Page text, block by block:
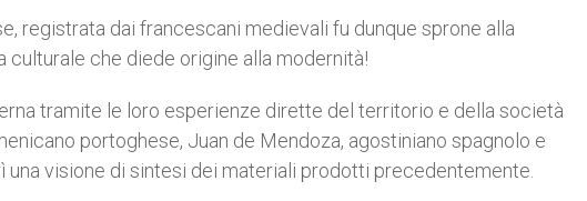
registrata dai francescani medievali fu dunque sprone alla
culturale che diede origine alla modernità!
tramite le loro esperienze dirette del territorio e della società
portoghese, Juan de Mendoza, agostiniano spagnolo e
una visione di sintesi dei materiali prodotti precedentemente.